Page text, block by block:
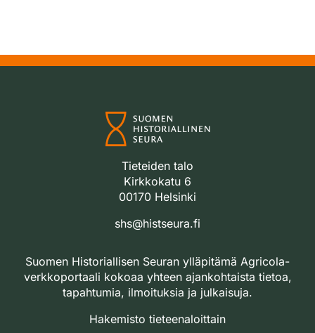
Tieteiden talo
Kirkkokatu 6
00170 Helsinki
shs@histseura.fi
Suomen Historiallisen Seuran ylläpitämä Agricola-
verkkoportaali kokoaa yhteen ajankohtaista tietoa,
tapahtumia, ilmoituksia ja julkaisuja.
Hakemisto tieteenaloittain